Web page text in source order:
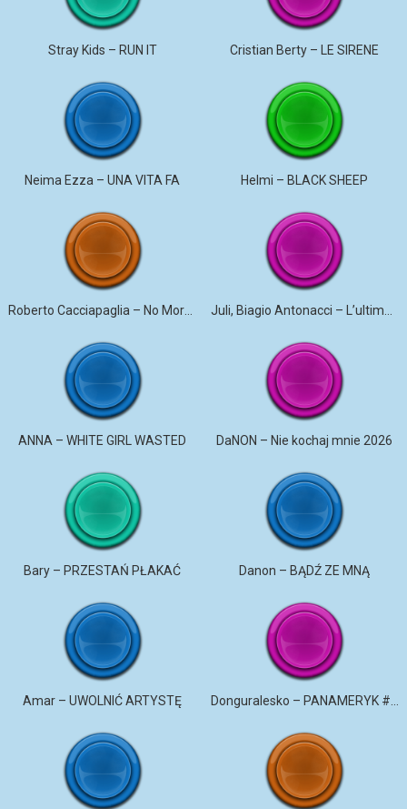
Stray Kids – RUN IT Cristian Berty – LE SIRENE
Neima Ezza – UNA VITA FA Helmi – BLACK SHEEP
Roberto Cacciapaglia – No More Violence
ANNA – WHITE GIRL WASTED DaNON – Nie kochaj mnie 2026
Bary – PRZESTAŃ PŁAKAĆ Danon – BĄDŹ ZE MNĄ
Amar – UWOLNIĆ ARTYSTĘ